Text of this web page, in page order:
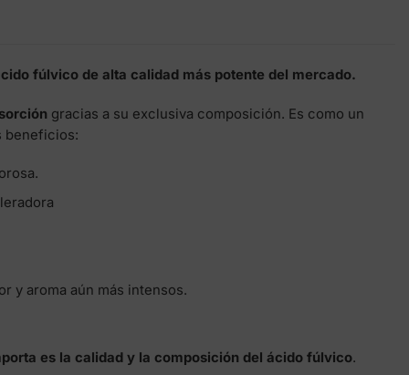
fúlvico de alta calidad más potente del mercado.
gracias a su exclusiva composición. Es como un
beneficios:
y aroma aún más intensos.
es la calidad y la composición del ácido fúlvico.